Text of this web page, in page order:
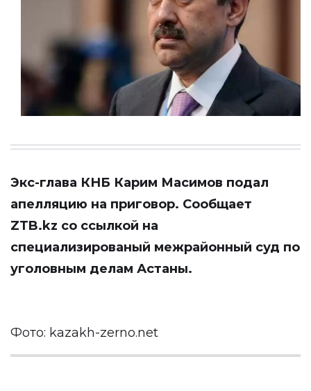
Экс-глава КНБ Карим Масимов подал
апелляцию на приговор. Сообщает
ZTB.kz со ссылкой на
специализированый межрайонный суд по
уголовным делам Астаны.
Фото: kazakh-zerno.net